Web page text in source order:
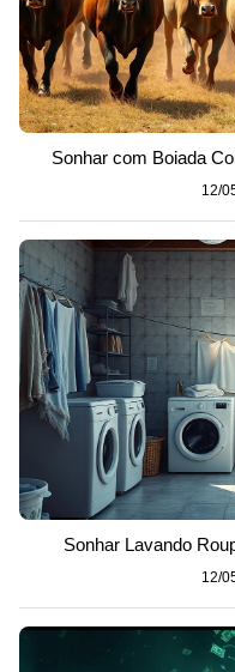
Sonhar com Boiada
12/
Sonhar Lavando
12/